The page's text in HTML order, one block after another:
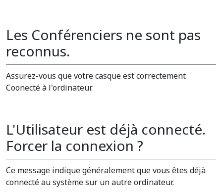
Les Conférenciers ne sont pas
reconnus.
Assurez-vous que votre casque est correctement
Coonecté à l'ordinateur.
L'Utilisateur est déjà connecté.
Forcer la connexion ?
Ce message indique généralement que vous êtes déjà
connecté au système sur un autre ordinateur.